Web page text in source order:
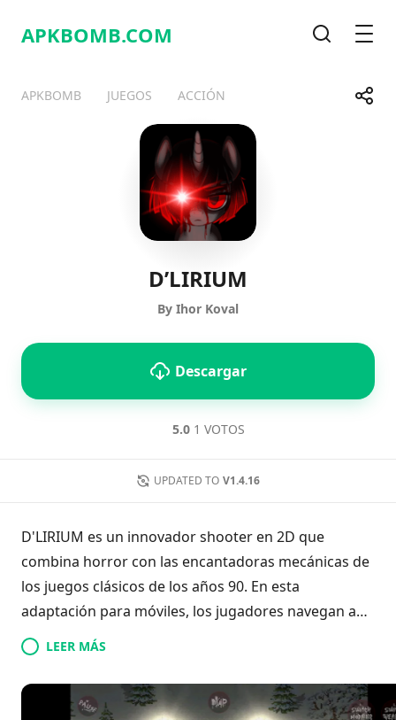
APKBOMB.COM
APKBOMB JUEGOS ACCIÓN
TelegramFacebook
D’LIRIUM
By Ihor Koval
Descargar
5.0 1 VOTOS
UPDATED TO V1.4.16
D'LIRIUM es un innovador shooter en 2D que
combina horror con las encantadoras mecánicas de
los juegos clásicos de los años 90. En esta
adaptación para móviles, los jugadores navegan a
través de niveles no lineales mientras buscan
objetos esenciales, todo ello ambientado en un
trasfondo de eventos inquietantes. El juego se
destaca por su esquema de control único y
LEER MÁS